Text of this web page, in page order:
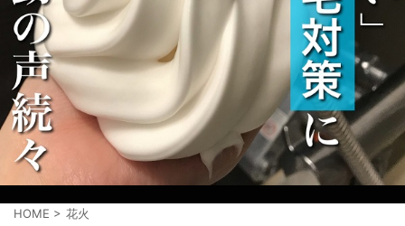
HOME > 花火